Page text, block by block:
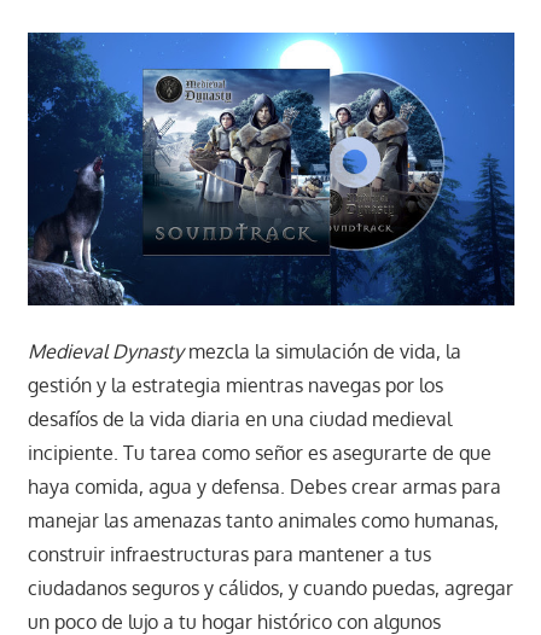
Medieval Dynastymezcla la simulación de vida, la
gestión y la estrategia mientras navegas por los
desafíos de la vida diaria en una ciudad medieval
incipiente. Tu tarea como señor es asegurarte de que
haya comida, agua y defensa. Debes crear armas para
manejar las amenazas tanto animales como humanas,
construir infraestructuras para mantener a tus
ciudadanos seguros y cálidos, y cuando puedas, agregar
un poco de lujo a tu hogar histórico con algunos